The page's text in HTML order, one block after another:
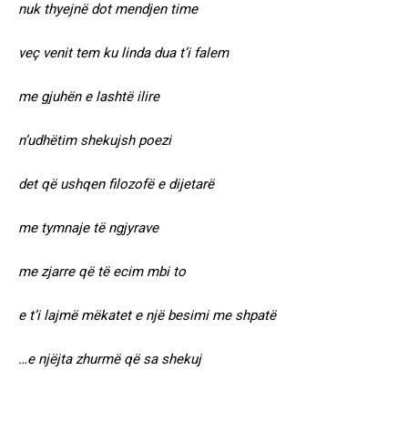
nuk thyejnë dot mendjen time
veç venit tem ku linda dua t’i falem
me gjuhën e lashtë ilire
n’udhëtim shekujsh poezi
det që ushqen filozofë e dijetarë
me tymnaje të ngjyrave
me zjarre që të ecim mbi to
e t’i lajmë mëkatet e një besimi me shpatë
…e njëjta zhurmë që sa shekuj